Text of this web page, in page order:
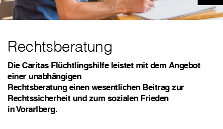
Rechtsberatung
Die Caritas Flüchtlingshilfe leistet mit dem Angebot
einer unabhängigen
Rechtsberatung einen wesentlichen Beitrag zur
Rechtssicherheit und zum sozialen Frieden
in Vorarlberg.